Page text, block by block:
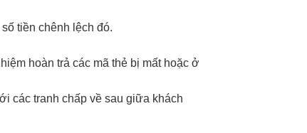
tiền chênh lệch đó.
hoàn trả các mã thẻ bị mất hoặc ở
các tranh chấp về sau giữa khách